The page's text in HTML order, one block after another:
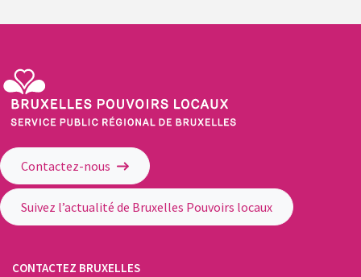
Contactez-nous
Suivez l’actualité de Bruxelles Pouvoirs locaux
CONTACTEZ BRUXELLES